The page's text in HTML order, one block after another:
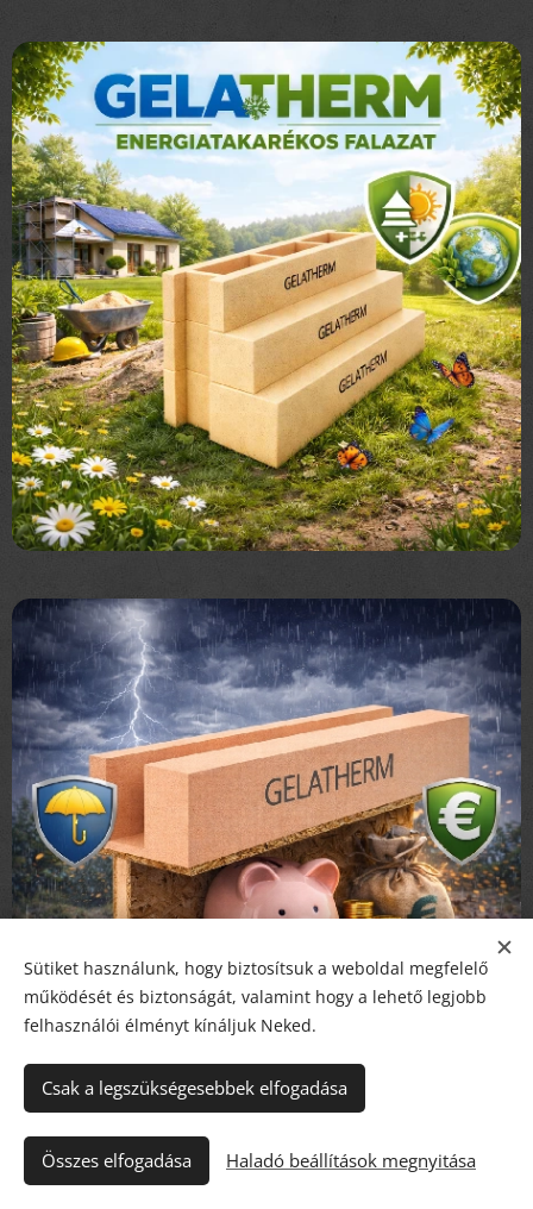
Sütiket használunk, hogy biztosítsuk a weboldal megfelelő
működését és biztonságát, valamint hogy a lehető legjobb
felhasználói élményt kínáljuk Neked.
Csak a legszükségesebbek elfogadása
Összes elfogadása Haladó beállítások megnyitása